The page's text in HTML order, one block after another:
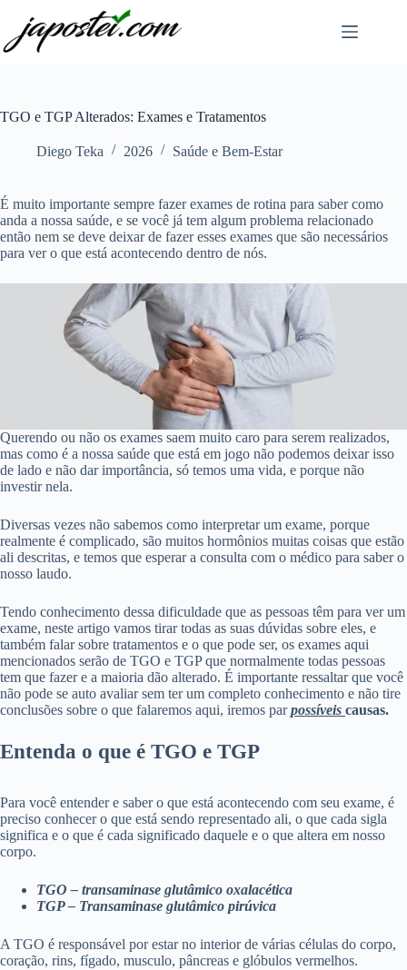
conteúdo
TGO e TGP Alterados: Exames e Tratamentos
Diego Teka 2026 Saúde e Bem-Estar
É muito importante sempre fazer exames de rotina para saber como
anda a nossa saúde, e se você já tem algum problema relacionado
então nem se deve deixar de fazer esses exames que são necessários
para ver o que está acontecendo dentro de nós.
Querendo ou não os exames saem muito caro para serem realizados,
mas como é a nossa saúde que está em jogo não podemos deixar isso
de lado e não dar importância, só temos uma vida, e porque não
investir nela.
Diversas vezes não sabemos como interpretar um exame, porque
realmente é complicado, são muitos hormônios muitas coisas que estão
ali descritas, e temos que esperar a consulta com o médico para saber o
nosso laudo.
Tendo conhecimento dessa dificuldade que as pessoas têm para ver um
exame, neste artigo vamos tirar todas as suas dúvidas sobre eles, e
também falar sobre tratamentos e o que pode ser, os exames aqui
mencionados serão de TGO e TGP que normalmente todas pessoas
tem que fazer e a maioria dão alterado. É importante ressaltar que você
não pode se auto avaliar sem ter um completo conhecimento e não tire
conclusões sobre o que falaremos aqui, iremos parpossíveis causas.
Entenda o que é TGO e TGP
Para você entender e saber o que está acontecendo com seu exame, é
preciso conhecer o que está sendo representado ali, o que cada sigla
significa e o que é cada significado daquele e o que altera em nosso
corpo.
TGO – transaminase glutâmico oxalacética
TGP – Transaminase glutâmico pirúvica
A TGO é responsável por estar no interior de várias células do corpo,
coração, rins, fígado, musculo, pâncreas e glóbulos vermelhos.